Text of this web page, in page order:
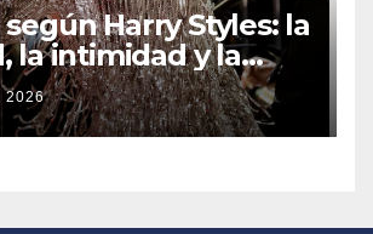
Harry Styles: la
la intimidad y la
en sus letras
2026